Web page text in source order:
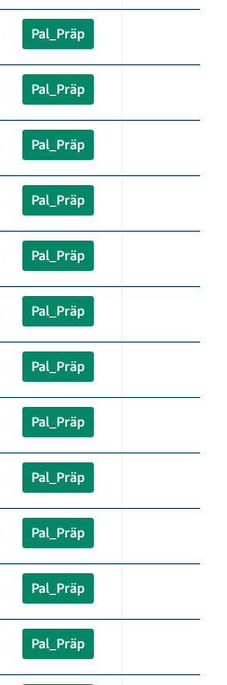
Pal_Präp
Pal_Präp
Pal_Präp
Pal_Präp
Pal_Präp
Pal_Präp
Pal_Präp
Pal_Präp
Pal_Präp
Pal_Präp
Pal_Präp
Pal_Präp